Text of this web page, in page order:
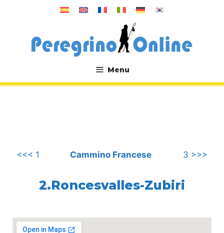
Menu
.
<<< 1 Cammino Francese 3 >>>
2.Roncesvalles-Zubiri